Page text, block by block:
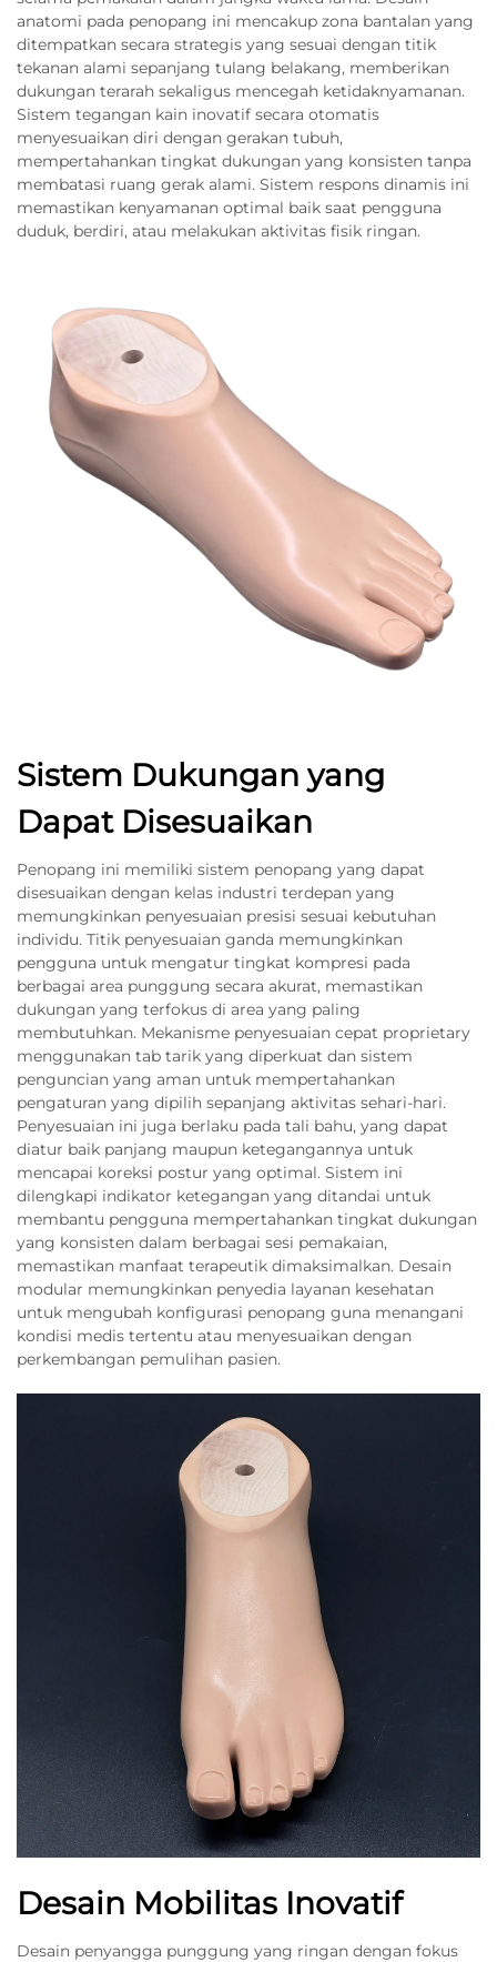
anatomi pada penopang ini mencakup zona bantalan yang
ditempatkan secara strategis yang sesuai dengan titik
tekanan alami sepanjang tulang belakang, memberikan
dukungan terarah sekaligus mencegah ketidaknyamanan.
Sistem tegangan kain inovatif secara otomatis
menyesuaikan diri dengan gerakan tubuh,
mempertahankan tingkat dukungan yang konsisten tanpa
membatasi ruang gerak alami. Sistem respons dinamis ini
memastikan kenyamanan optimal baik saat pengguna
duduk, berdiri, atau melakukan aktivitas fisik ringan.
Sistem Dukungan yang
Dapat Disesuaikan
Penopang ini memiliki sistem penopang yang dapat
disesuaikan dengan kelas industri terdepan yang
memungkinkan penyesuaian presisi sesuai kebutuhan
individu. Titik penyesuaian ganda memungkinkan
pengguna untuk mengatur tingkat kompresi pada
berbagai area punggung secara akurat, memastikan
dukungan yang terfokus di area yang paling
membutuhkan. Mekanisme penyesuaian cepat proprietary
menggunakan tab tarik yang diperkuat dan sistem
penguncian yang aman untuk mempertahankan
pengaturan yang dipilih sepanjang aktivitas sehari-hari.
Penyesuaian ini juga berlaku pada tali bahu, yang dapat
diatur baik panjang maupun ketegangannya untuk
mencapai koreksi postur yang optimal. Sistem ini
dilengkapi indikator ketegangan yang ditandai untuk
membantu pengguna mempertahankan tingkat dukungan
yang konsisten dalam berbagai sesi pemakaian,
memastikan manfaat terapeutik dimaksimalkan. Desain
modular memungkinkan penyedia layanan kesehatan
untuk mengubah konfigurasi penopang guna menangani
kondisi medis tertentu atau menyesuaikan dengan
perkembangan pemulihan pasien.
Desain Mobilitas Inovatif
Desain penyangga punggung yang ringan dengan fokus